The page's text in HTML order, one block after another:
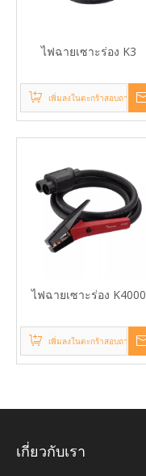
ไฟฉายเซาะร่อง K3
เพิ่มลงในตะกร้าสอบถาม
ไฟฉายเซาะร่อง K4000
เพิ่มลงในตะกร้าสอบถาม
เกี่ยวกับเรา